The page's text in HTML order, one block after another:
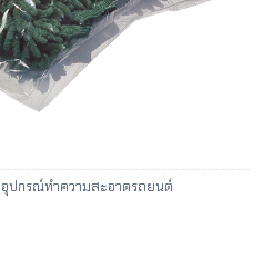
อุปกรณ์ทำความสะอาดรถยนต์